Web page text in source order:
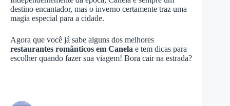
destino encantador, mas o inverno certamente traz uma
magia especial para a cidade.
Agora que você já sabe alguns dos melhores
restaurantes românticos em Canela e tem dicas para
escolher quando fazer sua viagem! Bora cair na estrada?